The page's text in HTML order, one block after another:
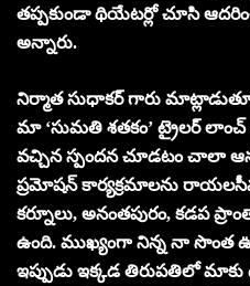
తప్పకుండా థియేటర్లో చూసి
అన్నారు.
నిర్మాత సుధాకర్ గారు
మా ‘సుమతి శతకం’ ట్రైలర్ లాంచ్
వచ్చిన స్పందన చూడటం చాలా
ప్రమోషన్ కార్యక్రమాలను
కర్నూలు, అనంతపురం, కడప
ఉంది. ముఖ్యంగా నిన్న నా సొంత
ఇప్పుడు ఇక్కడ తిరుపతిలో